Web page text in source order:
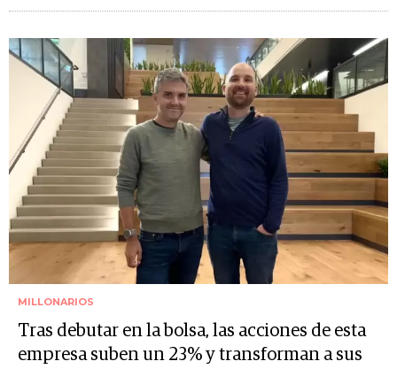
MILLONARIOS
Tras debutar en la bolsa, las acciones de esta
empresa suben un 23% y transforman a sus